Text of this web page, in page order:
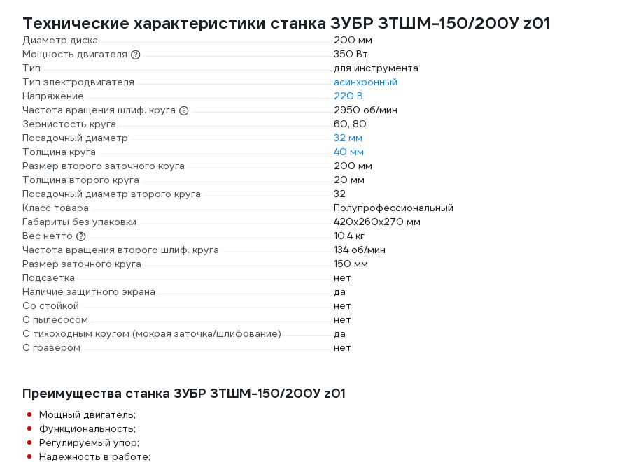
Технические характеристики станка ЗУБР ЗТШМ-150/200У z01
Диаметр диска
200 мм
Мощность двигателя
350 Вт
Тип
для инструмента
Тип электродвигателя
асинхронный
Напряжение
220 В
Частота вращения шлиф. круга
2950 об/мин
Зернистость круга
60, 80
Посадочный диаметр
32 мм
Толщина круга
40 мм
Размер второго заточного круга
200 мм
Толщина второго круга
20 мм
Посадочный диаметр второго круга
32
Класс товара
Полупрофессиональный
Габариты без упаковки
420х260х270 мм
Вес нетто
10.4 кг
Частота вращения второго шлиф. круга
134 об/мин
Размер заточного круга
150 мм
Подсветка
нет
Наличие защитного экрана
да
Со стойкой
нет
С пылесосом
нет
С тихоходным кругом (мокрая заточка/шлифование)
да
С гравером
нет
Преимущества станка ЗУБР ЗТШМ-150/200У z01
Мощный двигатель;
Функциональность;
Регулируемый упор;
Надежность в работе;